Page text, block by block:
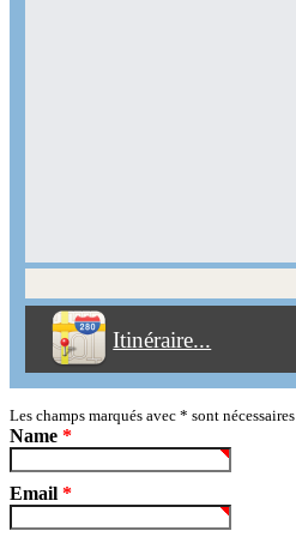
Itinéraire...
Éviter les autoroutes
Éviter les péages
Partir! Reset
Les champs marqués avec * sont nécessaires
Name *
Email *